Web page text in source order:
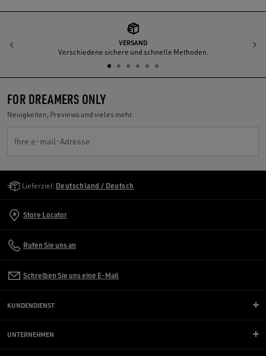
VERSAND
Verschiedene sichere und schnelle Methoden.
Zurück
FOR DREAMERS ONLY
Neuigkeiten, Previews und vieles mehr.
Ihre e-mail-Adresse
Lieferziel: Deutschland / Deutsch
Store Locator
Rufen Sie uns an
Schreiben Sie uns eine E-Mail
KUNDENDIENST
UNTERNEHMEN